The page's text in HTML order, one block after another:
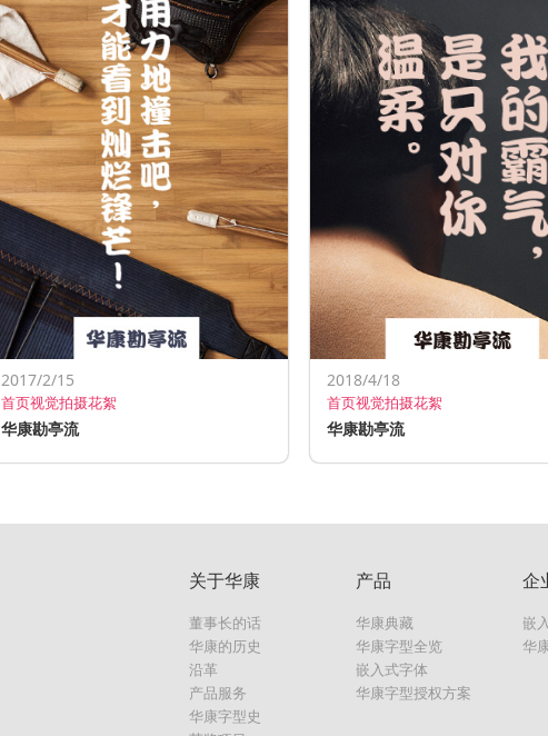
2017/2/15
首页视觉拍摄花絮
华康勘亭流
2018/4/18
首页视觉拍摄花絮
华康勘亭流
关于华康
董事长的话
华康的历史
沿革
产品服务
华康字型史
产品
华康典藏
华康字型全览
嵌入式字体
华康字型授权方案
企
嵌
华